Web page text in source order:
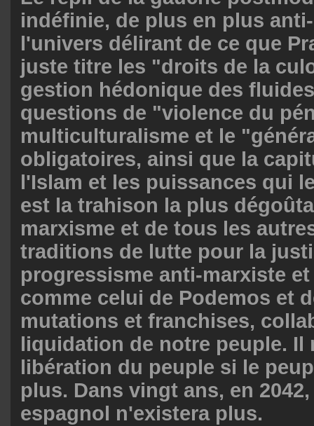
indéfinie, de plus en plus
l'univers délirant de ce que
juste titre les "droits de la
gestion hédonique des
questions de "violence du
multiculturalisme et le
obligatoires, ainsi que la
l'Islam et les puissances qui
est la trahison la plus
marxisme et de tous les
traditions de lutte pour la
progressisme anti-marxiste
comme celui de Podemos et
mutations et franchises,
liquidation de notre peuple. Il
libération du peuple si le
plus. Dans vingt ans, en
espagnol n'existera plus.